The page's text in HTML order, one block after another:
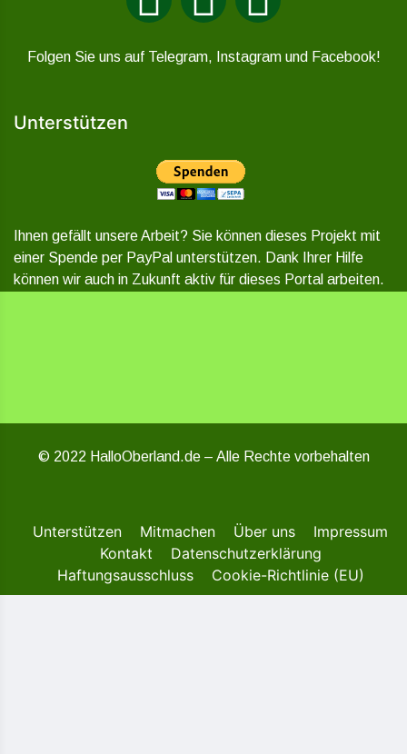
Folgen Sie uns auf Telegram, Instagram und Facebook!
Unterstützen
Ihnen gefällt unsere Arbeit? Sie können dieses Projekt mit
einer Spende per PayPal unterstützen. Dank Ihrer Hilfe
können wir auch in Zukunft aktiv für dieses Portal arbeiten.
© 2022 HalloOberland.de – Alle Rechte vorbehalten
Unterstützen Mitmachen Über uns
Impressum
Kontakt
Datenschutzerklärung
Haftungsausschluss
Cookie-Richtlinie (EU)